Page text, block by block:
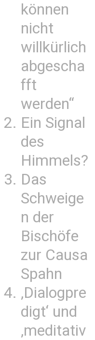
können
nicht
willkürlich
abgescha
fft
werden“
Ein Signal
des
Himmels?
Das
Schweige
n der
Bischöfe
zur Causa
Spahn
‚Dialogpre
digt‘ und
‚meditativ